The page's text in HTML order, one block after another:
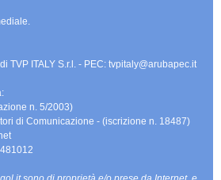
TVP ITALY S.r.l. - PEC: tvpitaly@arubapec.it
n. 5/2003)
di Comunicazione - (iscrizione n. 18487)